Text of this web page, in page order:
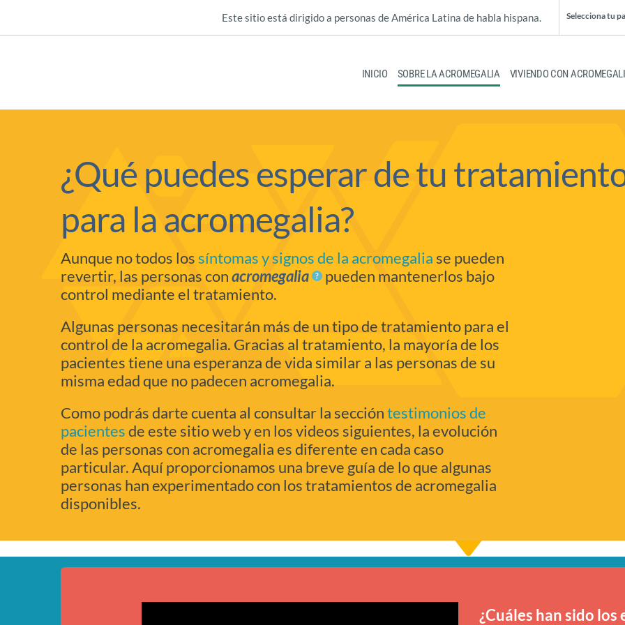
Selecciona tu
Este sitio está dirigido a personas de América Latina de habla hispana.
INICIO SOBRE LA ACROMEGALIA VIVIENDO CON
¿Qué puedes esperar de tu
para la acromegalia?
Aunque no todos lossíntomas y signos de la acromegalia se pueden
revertir, las personas conacromegalia
pueden mantenerlos bajo
control mediante el tratamiento.
Algunas personas necesitarán más de un tipo de tratamiento para el
control de la acromegalia. Gracias al tratamiento, la mayoría de los
pacientes tiene una esperanza de vida similar a las personas de su
misma edad que no padecen acromegalia.
Como podrás darte cuenta al consultar la seccióntestimonios de
pacientesde este sitio web y en los videos siguientes, la evolución
de las personas con acromegalia es diferente en cada caso
particular. Aquí proporcionamos una breve guía de lo que algunas
personas han experimentado con los tratamientos de acromegalia
disponibles.
¿Cuáles han sido los